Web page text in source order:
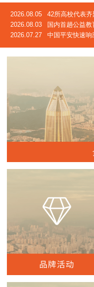
2026.08.05
42所高校代表齐聚平
2026.08.03
国内首趟公益教育“科技列
2026.07.27
中国平安快速响应甘肃渭